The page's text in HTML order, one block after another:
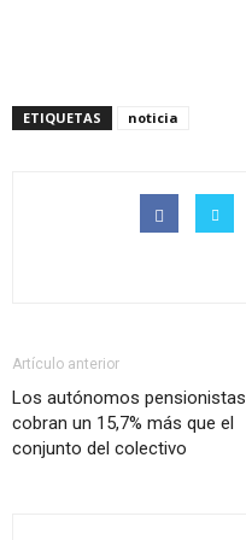
ETIQUETAS noticia
Artículo anterior
Los autónomos pensionistas
cobran un 15,7% más que el
conjunto del colectivo